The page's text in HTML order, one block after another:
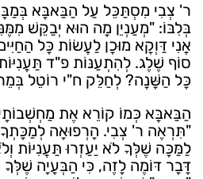
ר' צְבִי מִסְתַּכֵּל עַל הַבַּאבָּא
בְּלִבּוֹ: "מְעַנְיֵן מָה הוּא יְבַקֵּשׁ
אֲנִי דַּוְקָא מוּכָן לַעֲשׂוֹת כָּל
סוֹף שֶׁלֶג. לְהִתְעַנּוֹת פ"ד
כָּל הַשָּׁנָה? לְחַלֵּק ח"י רוֹטֵל
הַבַּאבָּא כְּמוֹ קוֹרֵא אֶת
"תִּרְאֶה ר' צְבִי. הָרְפוּאָה לְמַכָּתְךָ
לַמַּכָּה שֶׁלְּךָ לֹא יַעַזְרוּ תַּעֲנִיּוֹת
דָּבָר דּוֹמֶה לָזֶה, כִּי הַבְּעָיָה שֶׁלְּךָ